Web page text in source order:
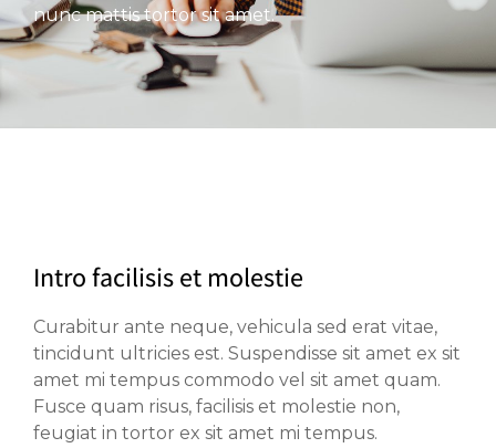
nunc mattis tortor sit amet.
Intro facilisis et molestie
Curabitur ante neque, vehicula sed erat vitae,
tincidunt ultricies est. Suspendisse sit amet ex sit
amet mi tempus commodo vel sit amet quam.
Fusce quam risus, facilisis et molestie non,
feugiat in tortor ex sit amet mi tempus.